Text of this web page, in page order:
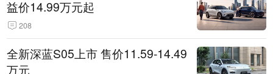
益价14.99万元起
208
全新深蓝S05上市 售价11.59-14.49
万元